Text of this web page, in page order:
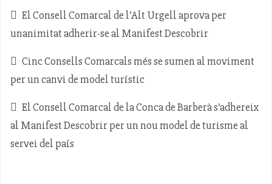
El Consell Comarcal de l’Alt Urgell aprova per
unanimitat adherir-se al Manifest Descobrir
Cinc Consells Comarcals més se sumen al moviment
per un canvi de model turístic
El Consell Comarcal de la Conca de Barberà s’adhereix
al Manifest Descobrir per un nou model de turisme al
servei del país